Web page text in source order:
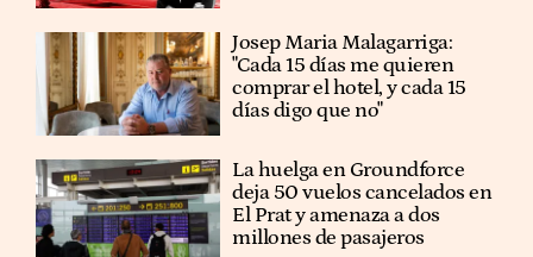
​​Josep Maria Malagarriga:
"Cada 15 días me quieren
comprar el hotel, y cada 15
días digo que no"
La huelga en Groundforce
deja 50 vuelos cancelados en
El Prat y amenaza a dos
millones de pasajeros